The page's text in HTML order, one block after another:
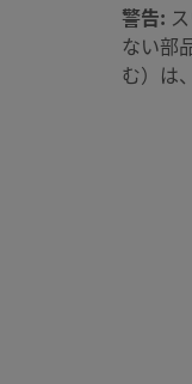
最高使用圧力（室温
警告:
ない部
む）は